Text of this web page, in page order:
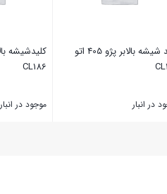
کلید شیشه بالابر پژو 405 اتو
در انبار
CL186
موجود در انبار